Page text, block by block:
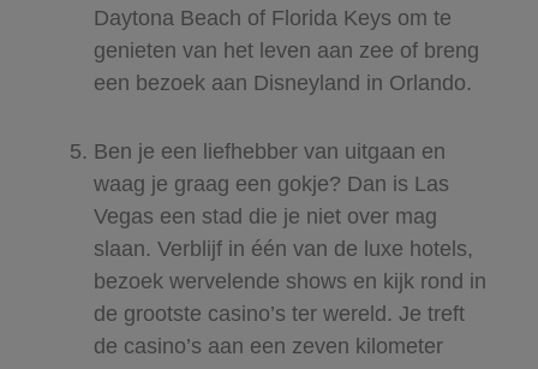
Daytona Beach of Florida Keys om te
genieten van het leven aan zee of breng
een bezoek aan Disneyland in Orlando. ​
Ben je een liefhebber van uitgaan en
waag je graag een gokje? Dan is Las
Vegas een stad die je niet over mag
slaan. Verblijf in één van de luxe hotels,
bezoek wervelende shows en kijk rond in
de grootste casino’s ter wereld. Je treft
de casino’s aan een zeven kilometer